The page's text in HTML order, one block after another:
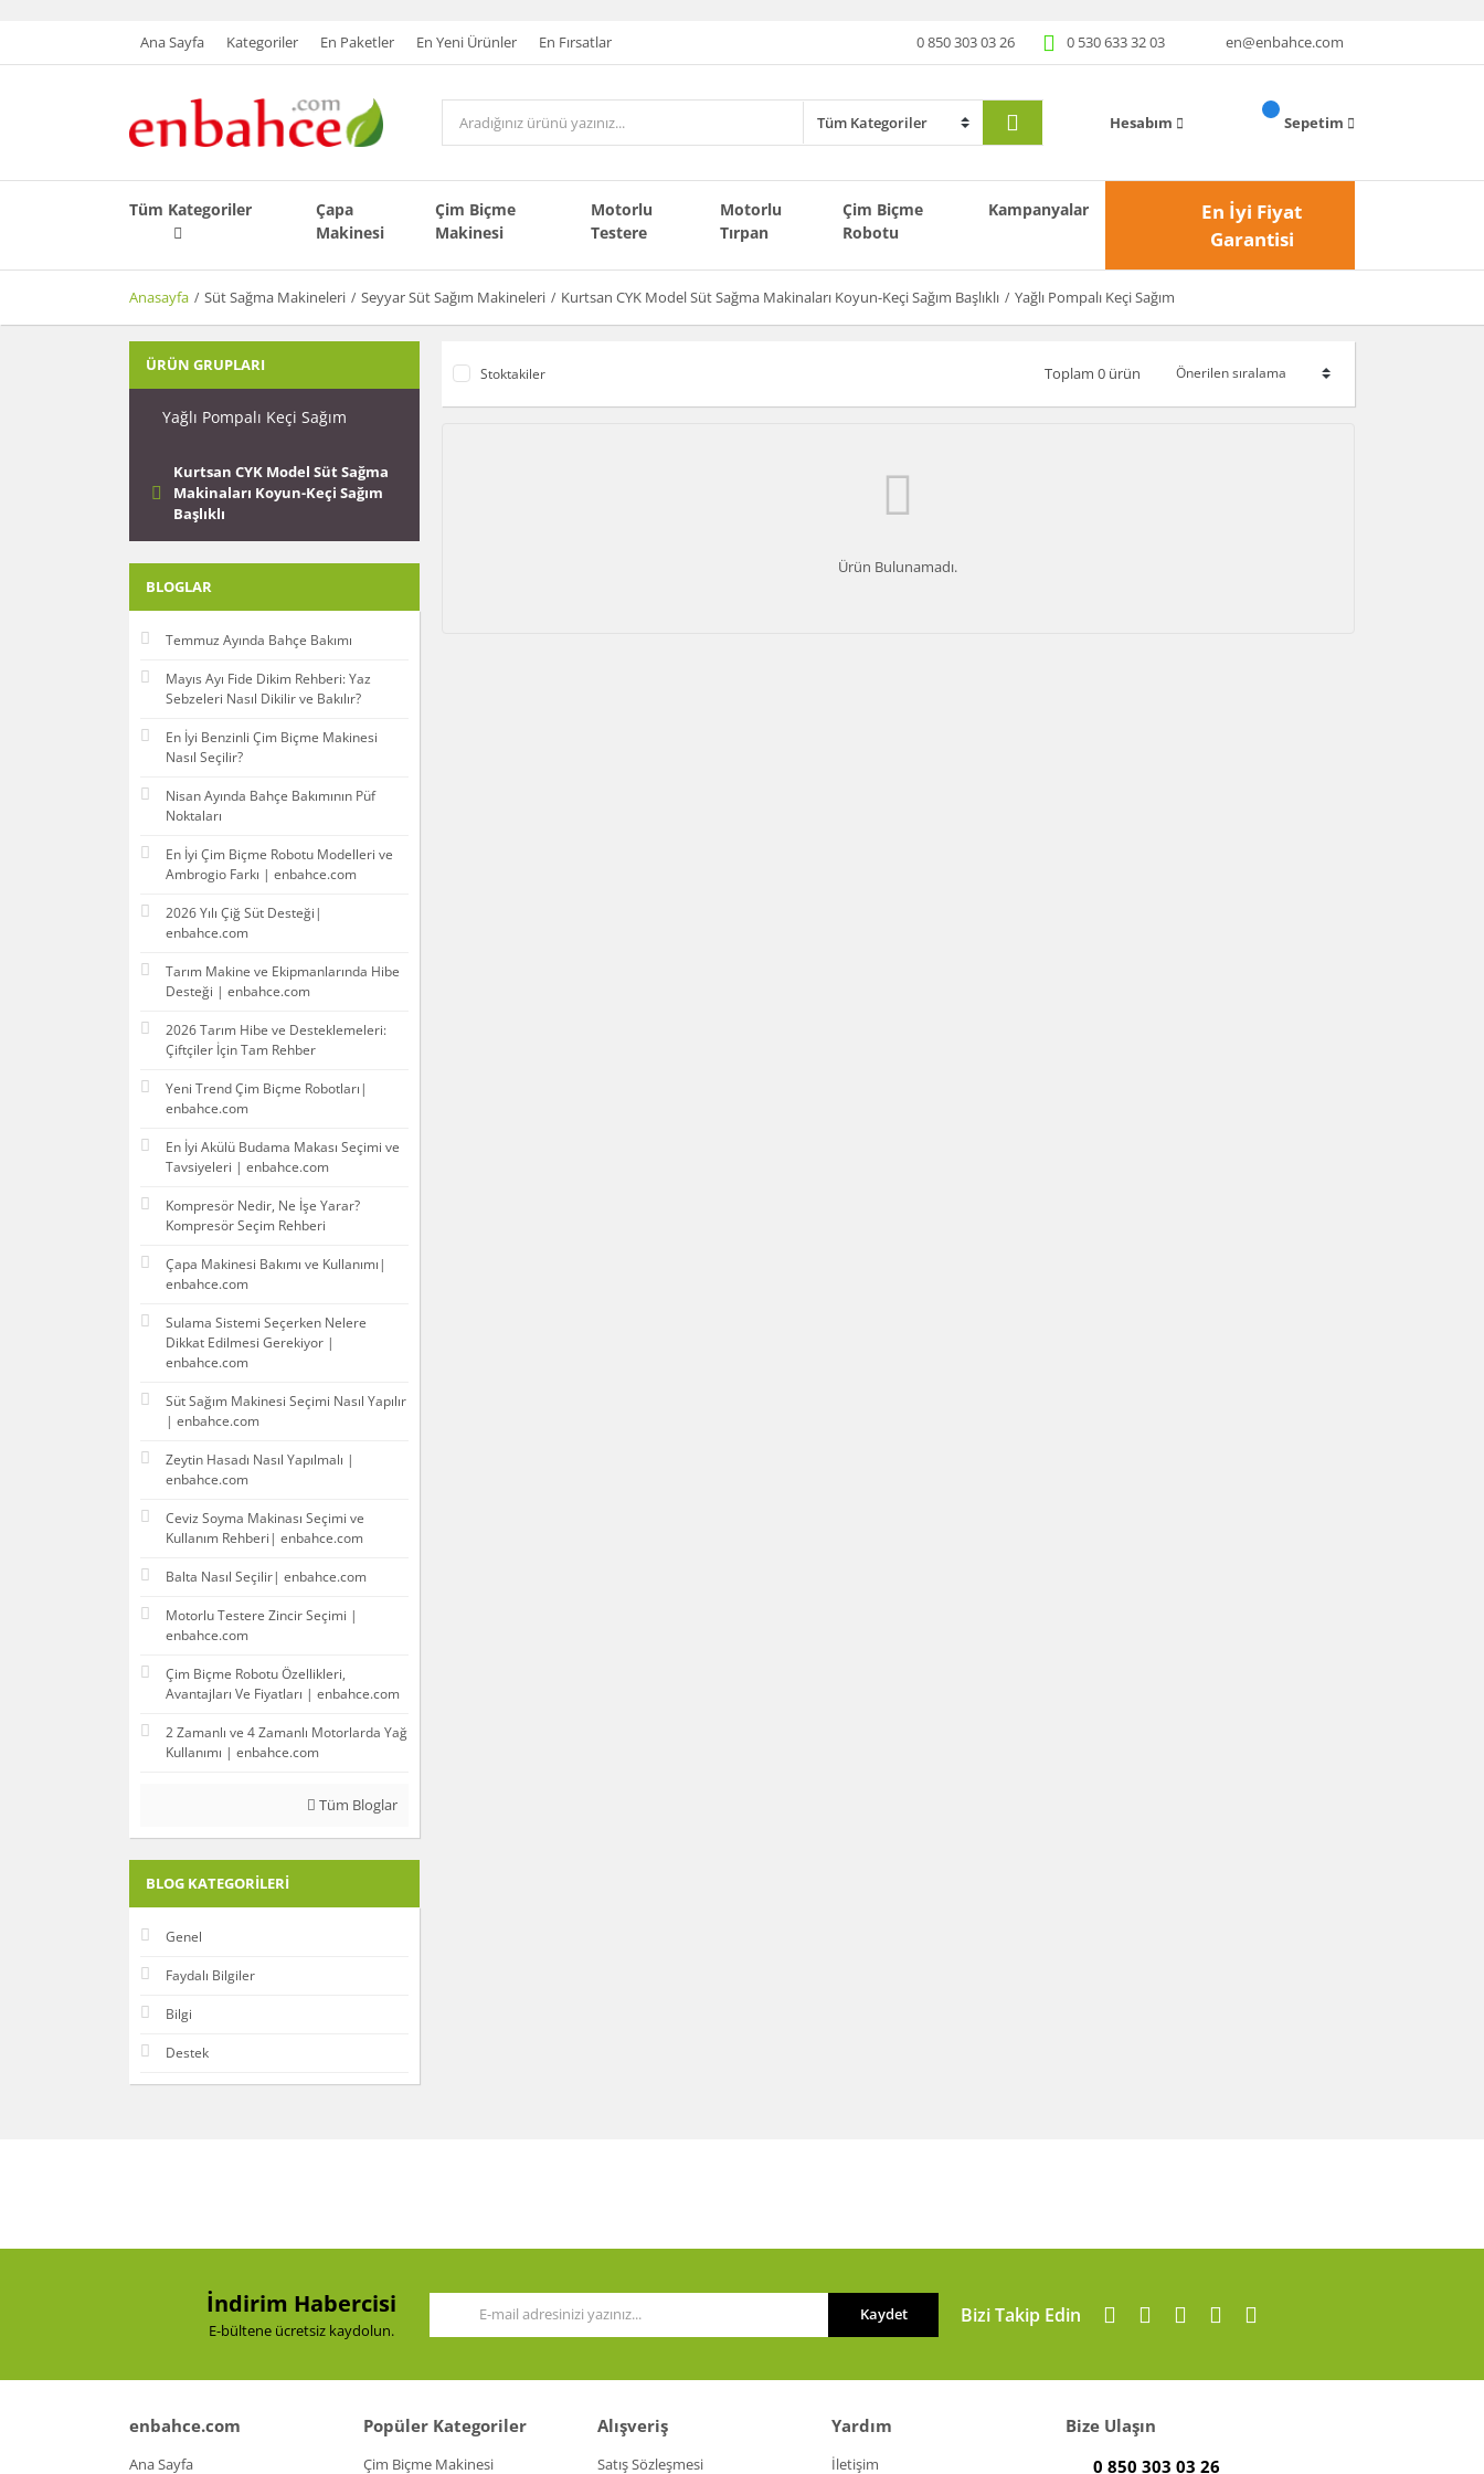
Ana Sayfa Kategoriler En Paketler En Yeni Ürünler En Fırsatlar 0 850 303 03 26 0 530 633 32 03 en@enbahce.com
Hesabım Sepetim
Tüm Kategoriler
Çapa
Makinesi
Çim Biçme
Makinesi
Motorlu
Testere
Motorlu
Tırpan
Çim Biçme
Robotu
Kampanyalar
En İyi Fiyat
Garantisi
Anasayfa Süt Sağma Makineleri Seyyar Süt Sağım Makineleri Kurtsan CYK Model Süt Sağma Makinaları Koyun-Keçi Sağım Başlıklı Yağlı Pompalı Keçi Sağım
ÜRÜN GRUPLARI
Yağlı Pompalı Keçi Sağım
Kurtsan CYK Model Süt Sağma
Makinaları Koyun-Keçi Sağım
Başlıklı
BLOGLAR
Temmuz Ayında Bahçe Bakımı
Mayıs Ayı Fide Dikim Rehberi: Yaz
Sebzeleri Nasıl Dikilir ve Bakılır?
En İyi Benzinli Çim Biçme Makinesi
Nasıl Seçilir?
Nisan Ayında Bahçe Bakımının Püf
Noktaları
En İyi Çim Biçme Robotu Modelleri ve
Ambrogio Farkı | enbahce.com
2026 Yılı Çiğ Süt Desteği|
enbahce.com
Tarım Makine ve Ekipmanlarında Hibe
Desteği | enbahce.com
2026 Tarım Hibe ve Desteklemeleri:
Çiftçiler İçin Tam Rehber
Yeni Trend Çim Biçme Robotları|
enbahce.com
En İyi Akülü Budama Makası Seçimi ve
Tavsiyeleri | enbahce.com
Kompresör Nedir, Ne İşe Yarar?
Kompresör Seçim Rehberi
Çapa Makinesi Bakımı ve Kullanımı|
enbahce.com
Sulama Sistemi Seçerken Nelere
Dikkat Edilmesi Gerekiyor |
enbahce.com
Süt Sağım Makinesi Seçimi Nasıl Yapılır
| enbahce.com
Zeytin Hasadı Nasıl Yapılmalı |
enbahce.com
Ceviz Soyma Makinası Seçimi ve
Kullanım Rehberi| enbahce.com
Balta Nasıl Seçilir| enbahce.com
Motorlu Testere Zincir Seçimi |
enbahce.com
Çim Biçme Robotu Özellikleri,
Avantajları Ve Fiyatları | enbahce.com
2 Zamanlı ve 4 Zamanlı Motorlarda Yağ
Kullanımı | enbahce.com
Tüm Bloglar
BLOG KATEGORILERI
Genel
Faydalı Bilgiler
Bilgi
Destek
Stoktakiler Toplam 0 ürün
Ürün Bulunamadı.
İndirim Habercisi
E-bültene ücretsiz kaydolun.
Kaydet Bizi Takip Edin
enbahce.com
Ana Sayfa
Popüler Kategoriler
Çim Biçme Makinesi
Alışveriş
Satış Sözleşmesi
Yardım
İletişim
Bize Ulaşın
0 850 303 03 26